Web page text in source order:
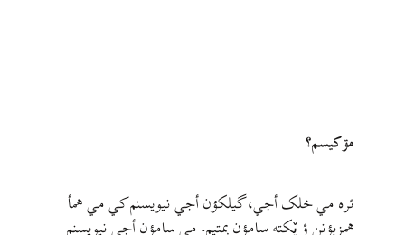
مۊ کيسم؟
ئره مي خلک أجي، گيلکؤن أجي نيويسنم کي مي همأ
همزبؤنن ؤ يٚکته سامؤن بمتيم. مي سامؤن أجي نيويسنم